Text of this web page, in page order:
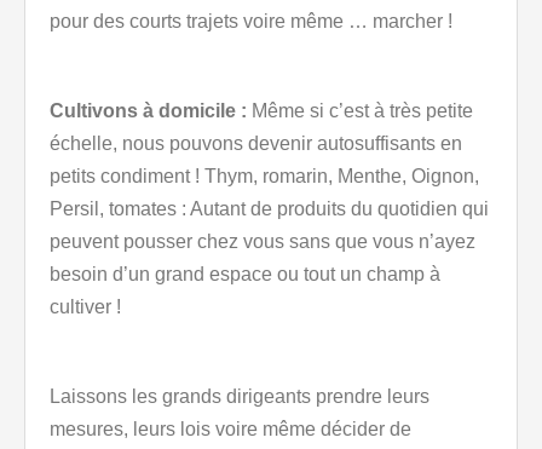
pour des courts trajets voire même … marcher !
Cultivons à domicile : Même si c’est à très petite
échelle, nous pouvons devenir autosuffisants en
petits condiment ! Thym, romarin, Menthe, Oignon,
Persil, tomates : Autant de produits du quotidien qui
peuvent pousser chez vous sans que vous n’ayez
besoin d’un grand espace ou tout un champ à
cultiver !
Laissons les grands dirigeants prendre leurs
mesures, leurs lois voire même décider de